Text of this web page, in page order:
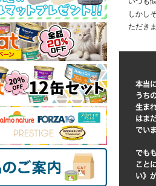
しかし
ただきま